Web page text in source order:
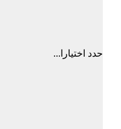
حدد اختيارا...